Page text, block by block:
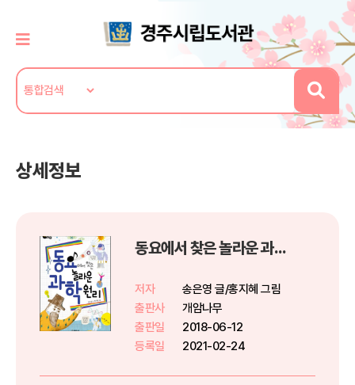
상세정보
동요에서 찾은 놀라운 과학 원리
저자
송은영 글/홍지혜 그림
출판사
개암나무
출판일
2018-06-12
등록일
2021-02-24